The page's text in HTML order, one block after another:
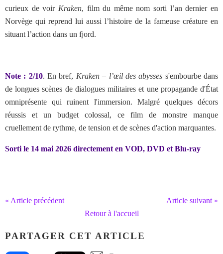
curieux de voir Kraken, film du même nom sorti l’an dernier en
Norvège qui reprend lui aussi l’histoire de la fameuse créature en
situant l’action dans un fjord.
Note : 2/10. En bref, Kraken – l’œil des abysses s'embourbe dans
de longues scènes de dialogues militaires et une propagande d'État
omniprésente qui ruinent l'immersion. Malgré quelques décors
réussis et un budget colossal, ce film de monstre manque
cruellement de rythme, de tension et de scènes d'action marquantes.
Sorti le 14 mai 2026 directement en VOD, DVD et Blu-ray
« Article précédent
Article suivant »
Retour à l'accueil
PARTAGER CET ARTICLE